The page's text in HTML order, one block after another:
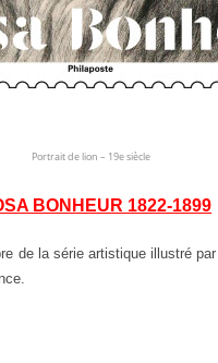
Portrait de lion – 19e siècle
BONHEUR 1822-1899
de la série artistique illustré